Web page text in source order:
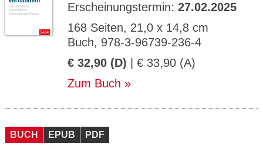
Erscheinungstermin: 27.02.2025
168 Seiten, 21,0 x 14,8 cm
Buch, 978-3-96739-236-4
€ 32,90 (D) | € 33,90 (A)
Zum Buch
BUCH EPUB PDF